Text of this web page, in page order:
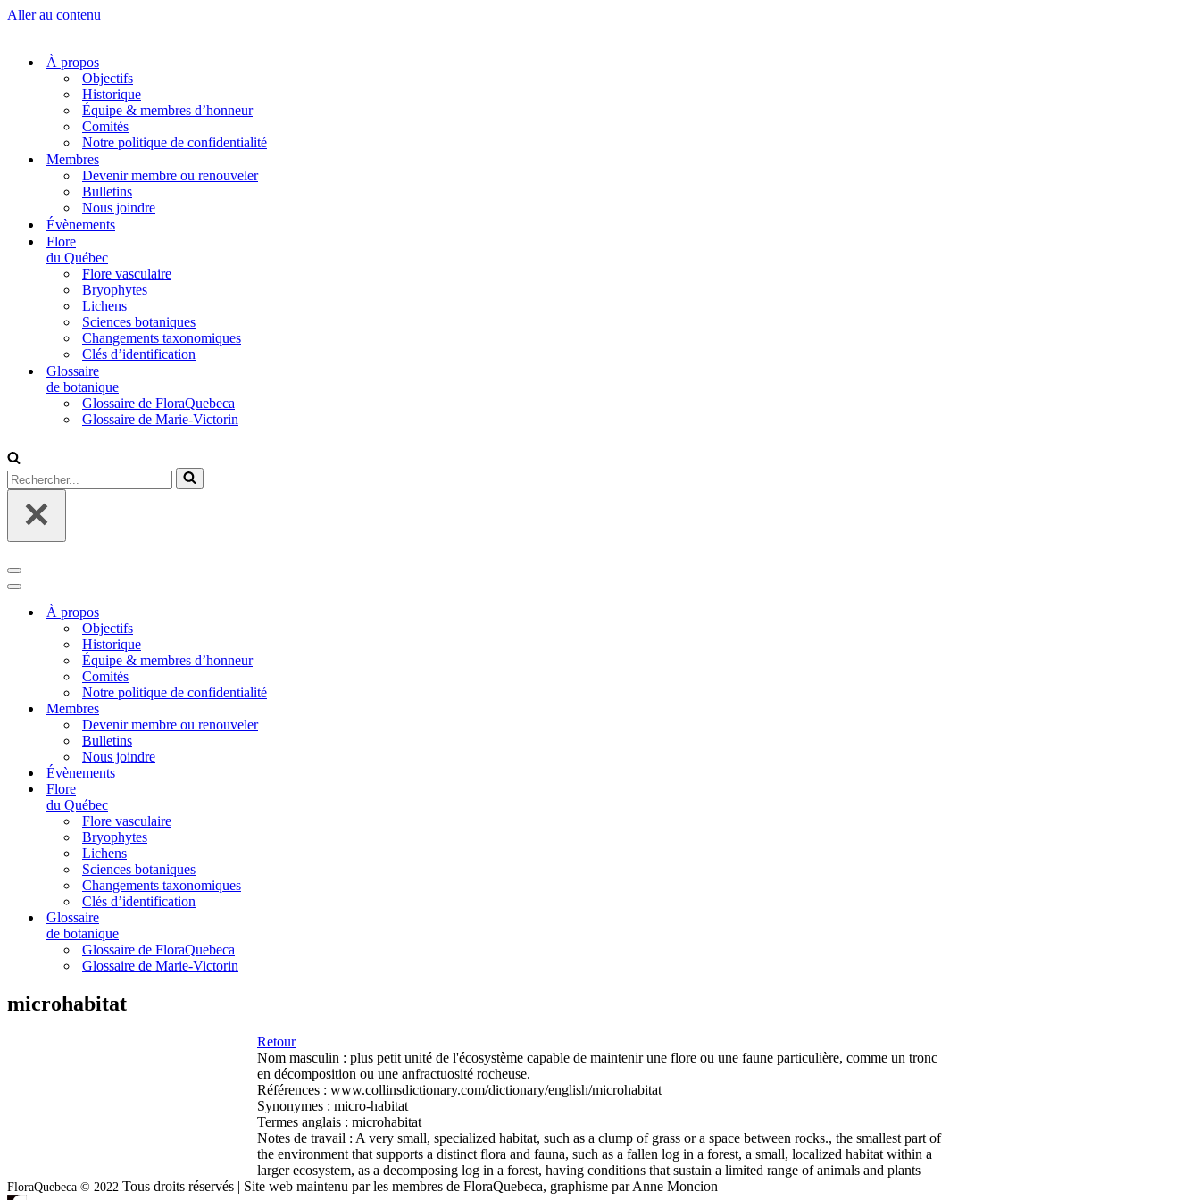
Aller au contenu
À propos
Objectifs
Historique
Équipe & membres d’honneur
Comités
Notre politique de confidentialité
Membres
Devenir membre ou renouveler
Bulletins
Nous joindre
Évènements
Flore
du Québec
Flore vasculaire
Bryophytes
Lichens
Sciences botaniques
Changements taxonomiques
Clés d’identification
Glossaire
de botanique
Glossaire de FloraQuebeca
Glossaire de Marie-Victorin
Rechercher...
Menu
de
navigation
Menu
navigationÀ propos
Objectifs
Historique
Équipe & membres d’honneur
Comités
Notre politique de confidentialité
Membres
Devenir membre ou renouveler
Bulletins
Nous joindre
Évènements
Flore
du Québec
Flore vasculaire
Bryophytes
Lichens
Sciences botaniques
Changements taxonomiques
Clés d’identification
Glossaire
de botanique
Glossaire de FloraQuebeca
Glossaire de Marie-Victorin
microhabitat
Retour
Nom masculin : plus petit unité de l'écosystème capable de maintenir une flore ou une faune particulière, comme un tronc
en décomposition ou une anfractuosité rocheuse.
Références : www.collinsdictionary.com/dictionary/english/microhabitat
Synonymes : micro-habitat
Termes anglais : microhabitat
Notes de travail : A very small, specialized habitat, such as a clump of grass or a space between rocks., the smallest part of
the environment that supports a distinct flora and fauna, such as a fallen log in a forest, a small, localized habitat within a
larger ecosystem, as a decomposing log in a forest, having conditions that sustain a limited range of animals and plants
FloraQuebeca © 2022 Tous droits réservés | Site web maintenu par les membres de FloraQuebeca, graphisme par Anne Moncion